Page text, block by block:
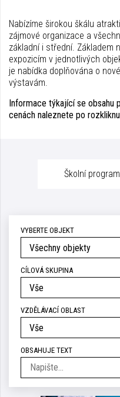
Nabízíme širokou škálu
zájmové organizace a
základní i střední. Základem
expozicím v jednotlivých
je nabídka doplňována o
výstavám.
Informace týkající se obsahu
cenách naleznete po
Školní
VYBERTE OBJEKT
Všechny objekty
CÍLOVÁ SKUPINA
Vše
VZDĚLÁVACÍ OBLAST
Vše
OBSAHUJE TEXT